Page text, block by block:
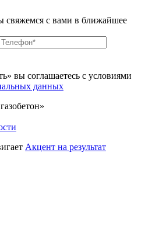
с вами в ближайшее
вы соглашаетесь с условиями
данных
Акцент на результат